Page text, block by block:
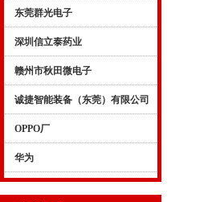
东莞群光电子
深圳信立泰药业
赣州市秋田微电子
诚捷智能装备（东莞）有限公司
OPPO厂
华为